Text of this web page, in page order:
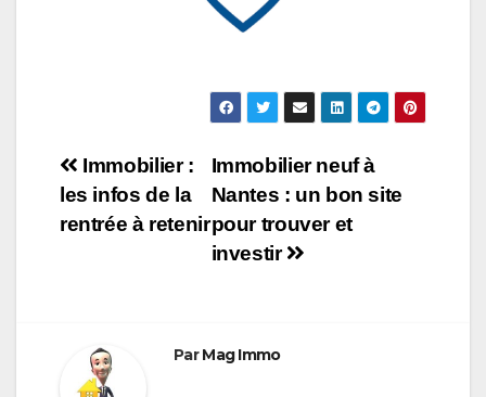
Navigation
de
Immobilier neuf à
Nantes : un bon site
pour trouver et
investir
Immobilier :
les infos de la
rentrée à retenir
ParMag Immo